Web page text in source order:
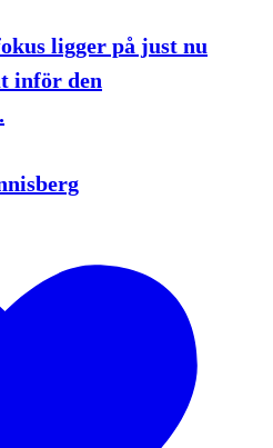
ligger på just nu
inför den